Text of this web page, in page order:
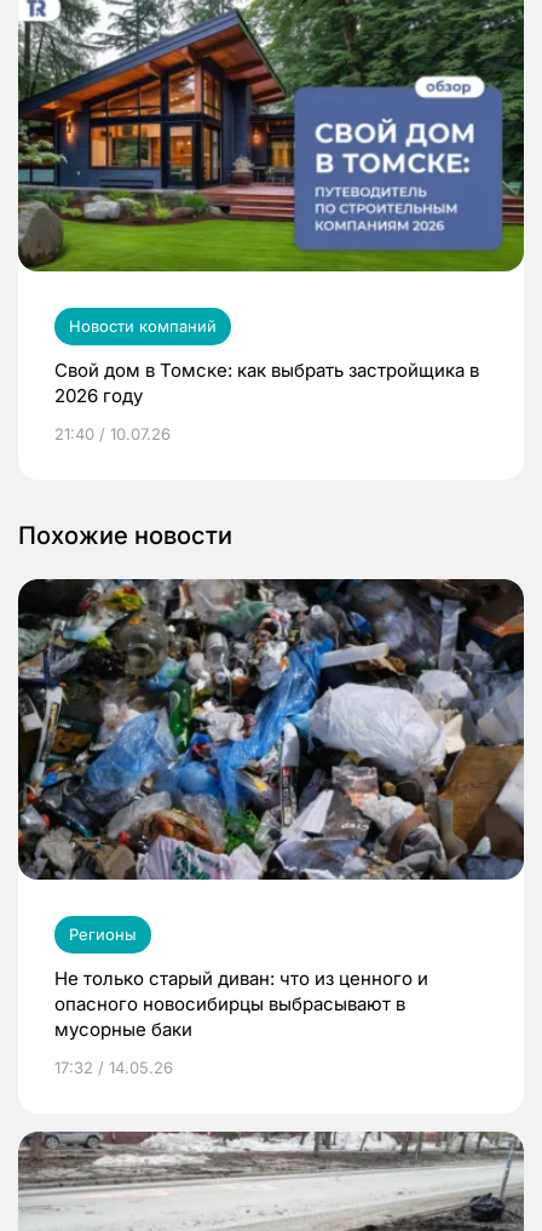
Новости компаний
Свой дом в Томске: как выбрать застройщика в
2026 году
21:40 / 10.07.26
Похожие новости
Регионы
Не только старый диван: что из ценного и
опасного новосибирцы выбрасывают в
мусорные баки
17:32 / 14.05.26